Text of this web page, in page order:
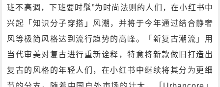
班不高调，下班要时髦”为时尚法则的人们，在小红书中
兴起「知识分子穿搭」风潮，并将于今年通过结合静奢
风等极简风格达到流行趋势的高峰。「新复古潮流」用
当代审美对复古进行重新诠释，特意将新款做旧打造出
复古的风格的年轻人们，在小红书中继续将其分为更细